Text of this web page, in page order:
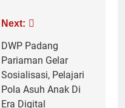
Next:
DWP Padang
Pariaman Gelar
Sosialisasi, Pelajari
Pola Asuh Anak Di
Era Digital